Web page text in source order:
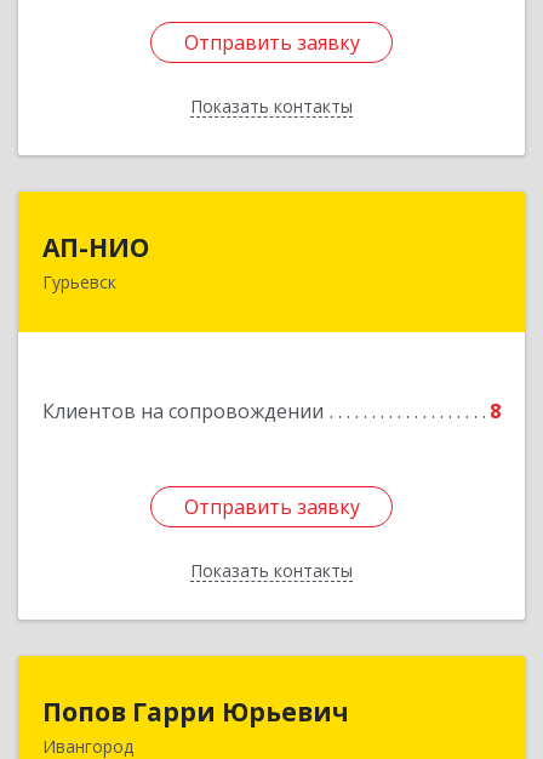
Отправить заявку
Показать контакты
Отправить заявку
Назад
АП-НИО
Гурьевск
Клиентов на сопровождении 8
Отправить заявку
Показать контакты
238300 Калининградская обл, Гурьевск г,
Отправить заявку
Назад
Попов Гарри Юрьевич
Ивангород